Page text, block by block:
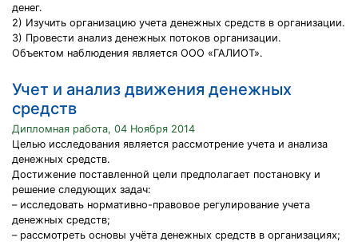
денег.
2) Изучить организацию учета денежных средств в организации.
3) Провести анализ денежных потоков организации.
Объектом наблюдения является ООО «ГАЛИОТ».
Учет и анализ движения денежных
средств
Дипломная работа, 04 Ноября 2014
Целью исследования является рассмотрение учета и анализа
денежных средств.
Достижение поставленной цели предполагает постановку и
решение следующих задач:
– исследовать нормативно-правовое регулирование учета
денежных средств;
– рассмотреть основы учёта денежных средств в организациях;